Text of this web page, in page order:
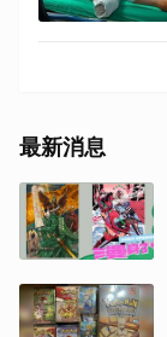
最新消息